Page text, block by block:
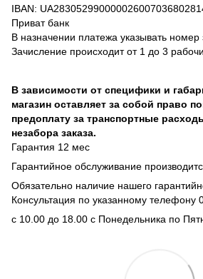
IBAN:
Приват банк
В назначении платежа указывать номер
Зачисление происходит от 1 до 3
В зависимости от специфики и
магазин оставляет за собой право
предоплату за транспортные
незабора заказа.
Гарантия 12 мес
Гарантийное обслуживание
Обязательно наличие нашего
Консультация по указанному телефону
с 10.00 до 18.00 с Понедельника по